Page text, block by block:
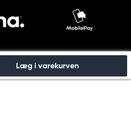
Læg i varekurven